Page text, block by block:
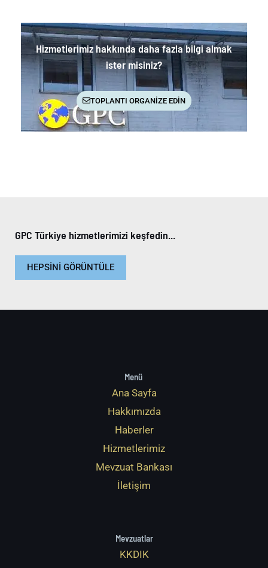
Hizmetlerimiz hakkında daha fazla bilgi almak
ister misiniz?
TOPLANTI ORGANİZE EDİN
GPC Türkiye hizmetlerimizi keşfedin...
HEPSİNİ GÖRÜNTÜLE
Menü
Ana Sayfa
Hakkımızda
Haberler
Hizmetlerimiz
Mevzuat Bankası
İletişim
Mevzuatlar
KKDIK